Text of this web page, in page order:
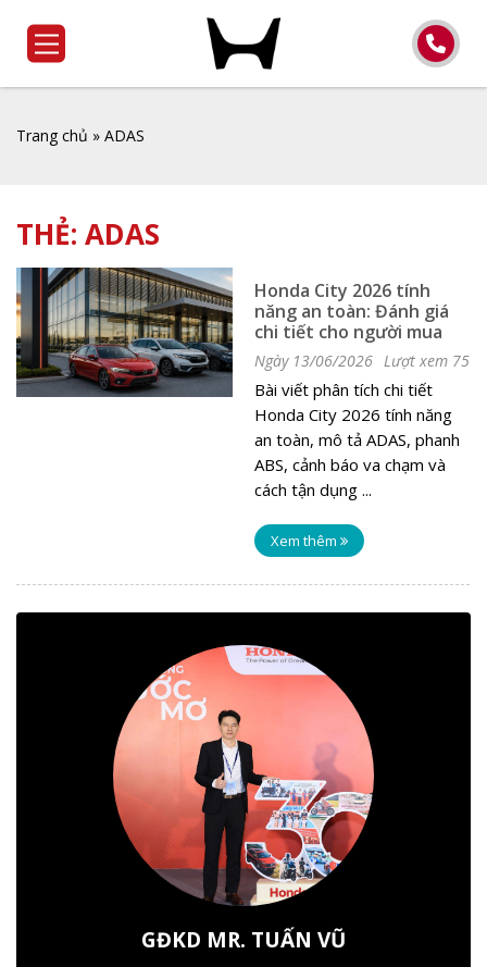
Trang chủ » ADAS
THẺ: ADAS
Honda City 2026 tính
năng an toàn: Đánh giá
chi tiết cho người mua
Ngày 13/06/2026 Lượt xem 75
Bài viết phân tích chi tiết
Honda City 2026 tính năng
an toàn, mô tả ADAS, phanh
ABS, cảnh báo va chạm và
cách tận dụng ...
Xem thêm
GĐKD MR. TUẤN VŨ